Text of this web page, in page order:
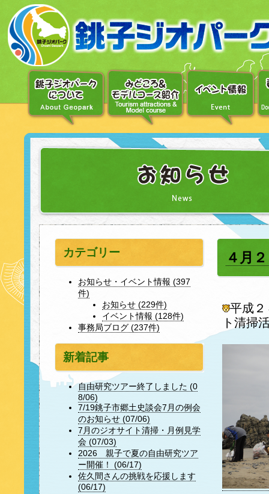
ュ
ー
４月
平成２
ト清掃
カテゴリー
お知らせ・イベント情報 (397
件)
お知らせ (229件)
イベント情報 (128件)
事務局ブログ (237件)
新着記事
自由研究ツアー終了しました (0
8/06)
7/19銚子市郷土史談会7月の例会
のお知らせ (07/06)
7月のジオサイト清掃・月例見学
会 (07/03)
2026 親子で夏の自由研究ツア
ー開催！ (06/17)
佐久間さんの挑戦を応援します
(06/17)